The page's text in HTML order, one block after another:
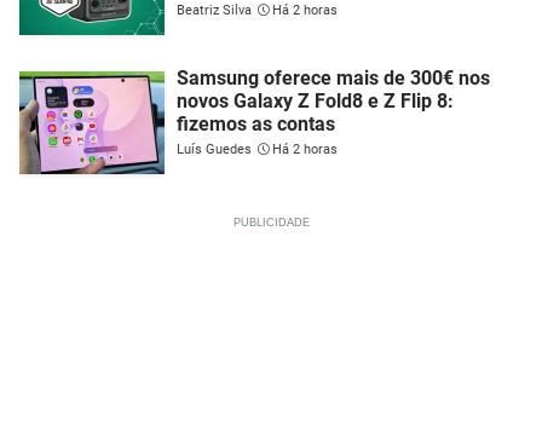
Beatriz Silva Há 2 horas
Samsung oferece mais de 300€ nos
novos Galaxy Z Fold8 e Z Flip 8:
fizemos as contas
Luís Guedes Há 2 horas